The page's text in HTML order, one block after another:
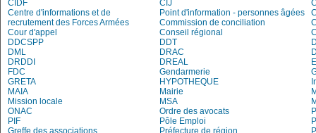
CIDF
CIJ
Centre d'informations et de
recrutement des Forces Armées
Point d'information - personnes âgées
Commission de conciliation
Cour d'appel
Conseil régional
DDCSPP
DDT
DML
DRAC
DRDDI
DREAL
FDC
Gendarmerie
GRETA
HYPOTHEQUE
MAIA
Mairie
Mission locale
MSA
ONAC
Ordre des avocats
PIF
Pôle Emploi
Greffe des associations
Préfecture de région